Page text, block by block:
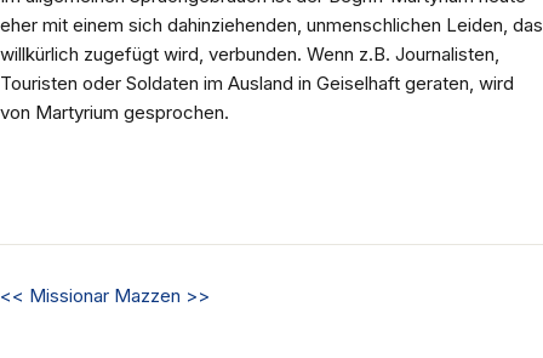
eher mit einem sich dahinziehenden, unmenschlichen Leiden, das
willkürlich zugefügt wird, verbunden. Wenn z.B. Journalisten,
Touristen oder Soldaten im Ausland in Geiselhaft geraten, wird
von Martyrium gesprochen.
<< Missionar Mazzen >>